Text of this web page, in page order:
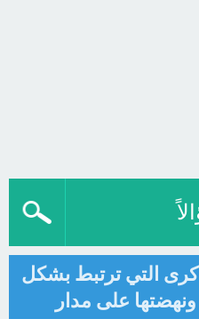
التي ترتبط بشكل
على مدار